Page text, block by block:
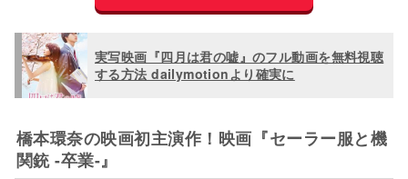
実写映画『四月は君の嘘』のフル動画を無料視聴
する方法 dailymotionより確実に
橋本環奈の映画初主演作！映画『セーラー服と機
関銃 -卒業-』